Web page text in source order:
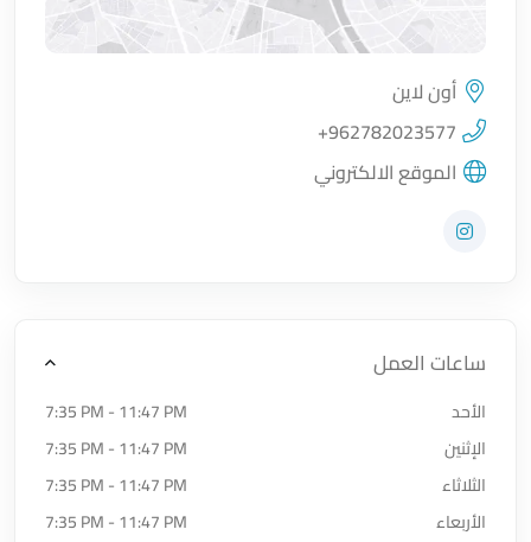
اضغط لتحميل الموقع
أون لاين
+962782023577
الموقع الالكتروني
زيارة حساب المتجر على Instagram
ساعات العمل
الأحد
7:35 PM - 11:47 PM
الإثنين
7:35 PM - 11:47 PM
الثلاثاء
7:35 PM - 11:47 PM
الأربعاء
7:35 PM - 11:47 PM